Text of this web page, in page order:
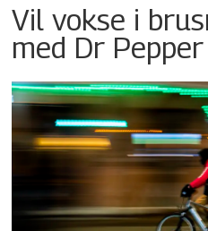
Vil vokse i
med Dr Pepper